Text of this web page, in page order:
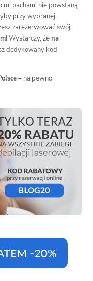
pachami nie powstaną
przy wybranej
zarezerwować swój
Wystarczy, żena
dedykowany kod
– na pewno